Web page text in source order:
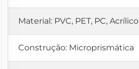
Material: PVC, PET, PC, Acrílico
Construção: Microprismática